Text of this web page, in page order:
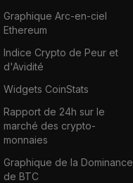
Graphique Arc-en-ciel
Ethereum
Indice Crypto de Peur et
d'Avidité
Widgets CoinStats
Rapport de 24h sur le
marché des crypto-
monnaies
Graphique de la Dominance
de BTC